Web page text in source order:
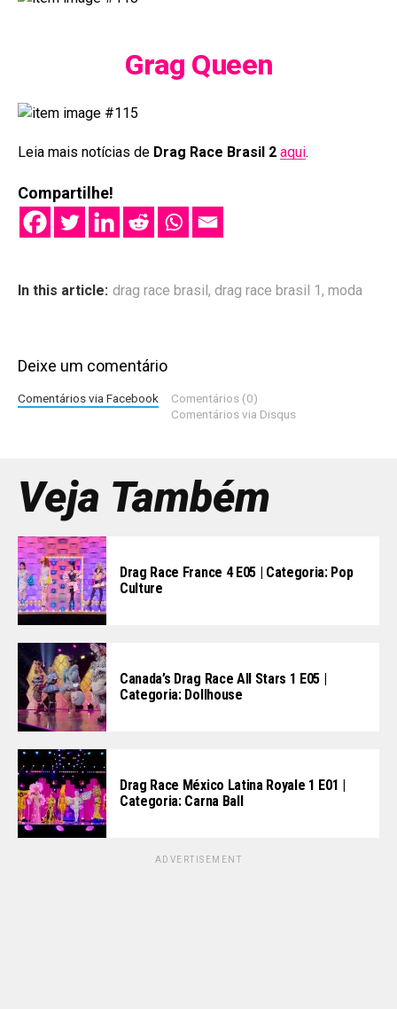
Grag Queen
Leia mais notícias de Drag Race Brasil 2 aqui.
Compartilhe!
In this article: drag race brasil, drag race brasil 1, moda
Deixe um comentário
Comentários via Facebook
Comentários (0)
Comentários via Disqus
Veja Também
Drag Race France 4 E05 | Categoria: Pop
Culture
Canada’s Drag Race All Stars 1 E05 |
Categoria: Dollhouse
Drag Race México Latina Royale 1 E01 |
Categoria: Carna Ball
ADVERTISEMENT